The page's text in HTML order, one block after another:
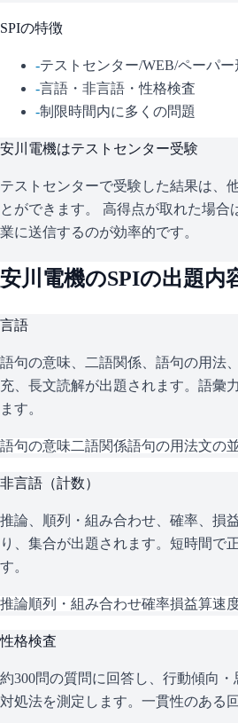
SPIの特徴
-テストセンター/WEB/ペーパー
-言語・非言語・性格検査
-制限時間内に多くの問題
安川電機はテストセンター受験
テストセンターで受験した結果は、
とができます。 高得点が取れた場合
業に送信するのが効率的です。
安川電機のSPIの出題内
言語
語句の意味、二語関係、語句の用法
充、長文読解が出題されます。語彙
ます。
語句の意味二語関係語句の用法文の
非言語（計数）
推論、順列・組み合わせ、確率、損
り、集合が出題されます。短時間で
す。
推論順列・組み合わせ確率損益算速
性格検査
約300問の質問に回答し、行動傾向
対処法を測定します。一貫性のある